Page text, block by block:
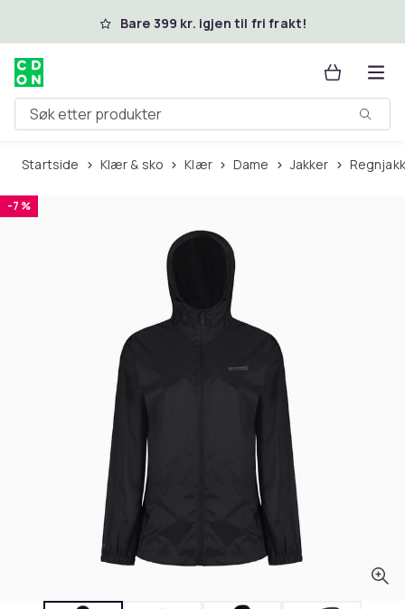
Hopp til hovedinnholdBare 399 kr. igjen til fri frakt!
Søk etter produkter
Startside Klær & sko Klær Dame Jakker
-7 %